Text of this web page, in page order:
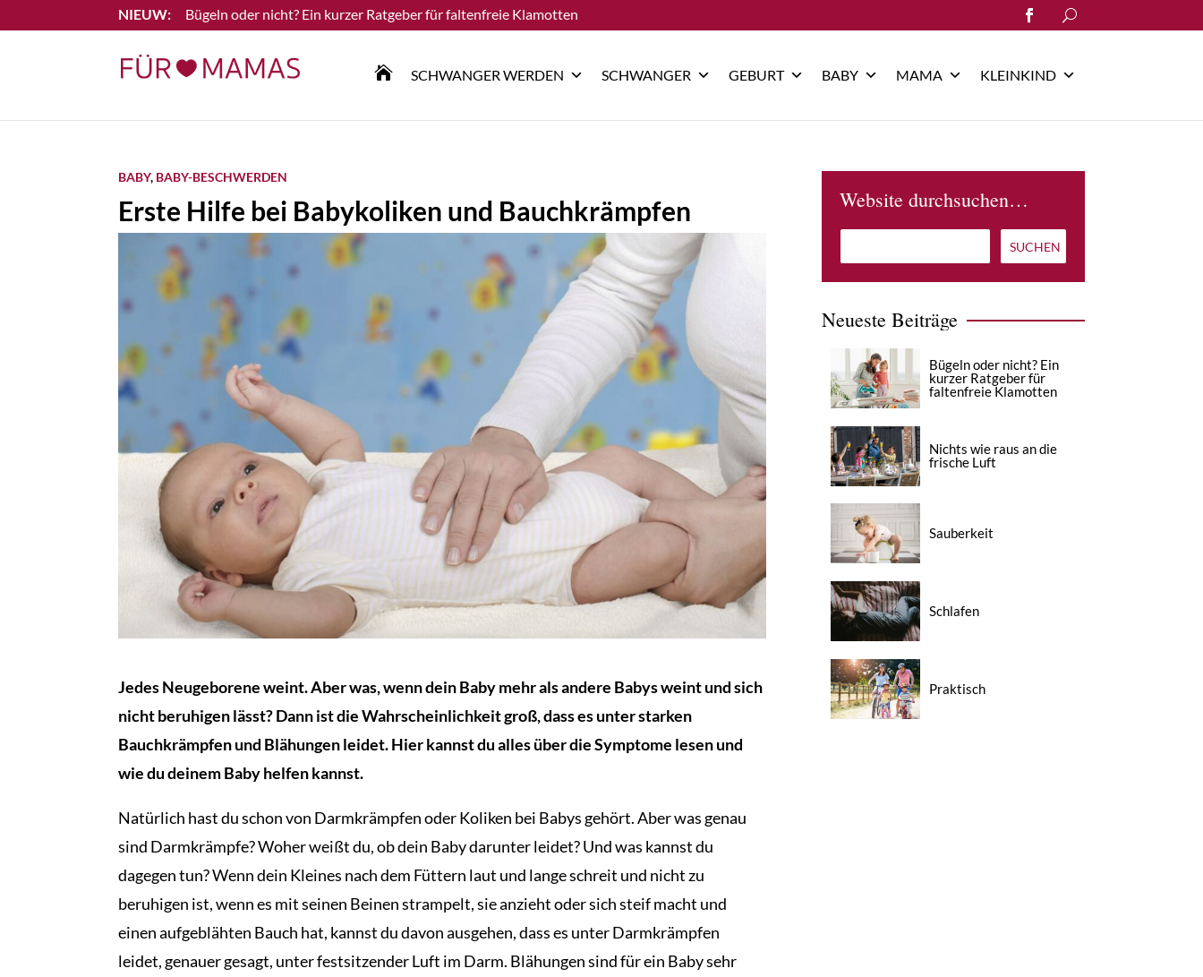
Bügeln oder nicht? Ein kurzer Ratgeber für faltenfreie Klamotten
Lesen Sie mehr
Search
for:
 SCHWANGER WERDEN SCHWANGER GEBURT BABY MAMA KLEINKIND
BABY, BABY-BESCHWERDEN
Erste Hilfe bei Babykoliken und Bauchkrämpfen
Jedes Neugeborene weint. Aber was, wenn dein Baby mehr als andere Babys weint und sich
nicht beruhigen lässt? Dann ist die Wahrscheinlichkeit groß, dass es unter starken
Bauchkrämpfen und Blähungen leidet. Hier kannst du alles über die Symptome lesen und
wie du deinem Baby helfen kannst.
Natürlich hast du schon von Darmkrämpfen oder Koliken bei Babys gehört. Aber was genau
sind Darmkrämpfe? Woher weißt du, ob dein Baby darunter leidet? Und was kannst du
dagegen tun? Wenn dein Kleines nach dem Füttern laut und lange schreit und nicht zu
beruhigen ist, wenn es mit seinen Beinen strampelt, sie anzieht oder sich steif macht und
einen aufgeblähten Bauch hat, kannst du davon ausgehen, dass es unter Darmkrämpfen
leidet, genauer gesagt, unter festsitzender Luft im Darm. Blähungen sind für ein Baby sehr
Website durchsuchen…
Neueste Beiträge
Bügeln oder nicht? Ein
kurzer Ratgeber für
faltenfreie Klamotten
Nichts wie raus an die
frische Luft
Sauberkeit
Schlafen
Praktisch